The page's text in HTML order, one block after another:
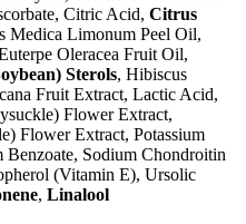
Citric Acid, Citrus
Medica Limonum Peel Oil,
Oleracea Fruit Oil,
Sterols, Hibiscus
Fruit Extract, Lactic Acid,
Flower Extract,
Flower Extract, Potassium
Benzoate, Sodium Chondroitin
(Vitamin E), Ursolic
, Linalool